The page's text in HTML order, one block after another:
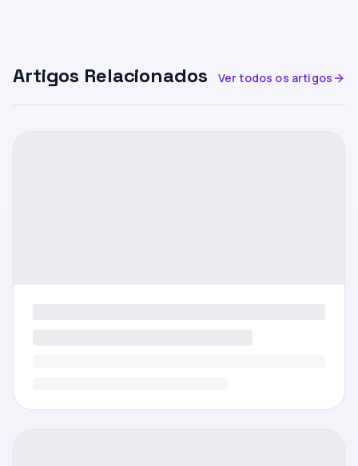
Artigos Relacionados Ver todos os artigos